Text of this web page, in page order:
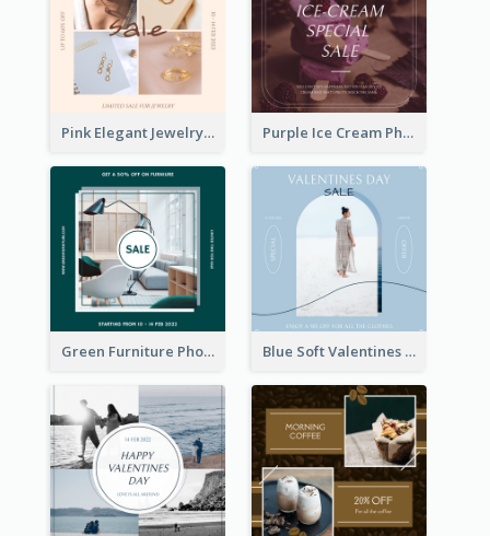
Pink Elegant Jewelry Sale Valentines Day Instagram Post Purple Ice Cream Photo Dessert Sale Instagram Post
Green Furniture Photo Furniture Sale Instagram Post Blue Soft Valentines Day Limited Sale Instagram Post